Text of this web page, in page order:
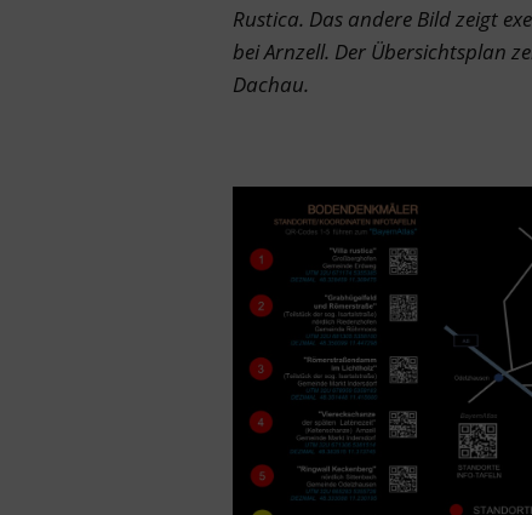
Rustica. Das andere Bild zeigt
bei Arnzell. Der Übersichtsplan
Dachau.